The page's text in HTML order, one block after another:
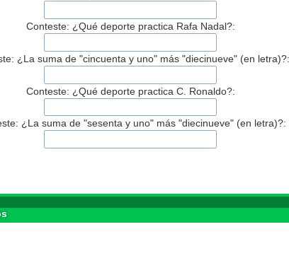
Conteste: ¿Qué deporte practica Rafa Nadal?:
¿La suma de "cincuenta y uno" más "diecinueve" (en letra)?:
Conteste: ¿Qué deporte practica C. Ronaldo?:
¿La suma de "sesenta y uno" más "diecinueve" (en letra)?: